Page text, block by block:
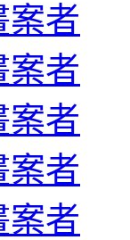
案者
案者
案者
案者
案者